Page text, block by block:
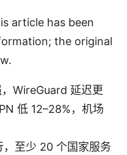
article has been
the original
WireGuard 延迟更
低 12–28%，机场
，至少 20 个国家服务